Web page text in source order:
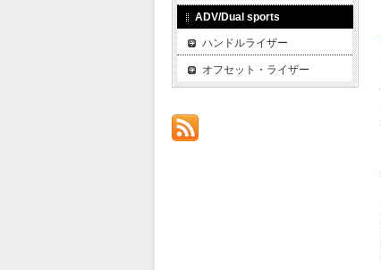
ADV/Dual sports
ハンドルライザー
オフセット・ライザー